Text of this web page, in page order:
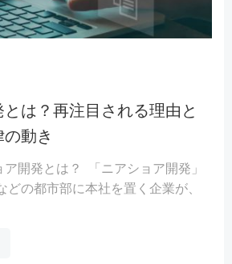
は？再注目される理由と
動き
開発とは？ 「ニアショア開発」
どの都市部に本社を置く企業が、